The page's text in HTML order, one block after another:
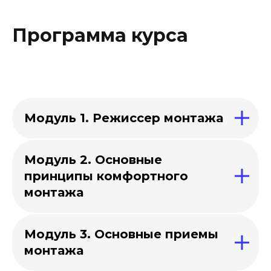
Программа курса
Модуль 1. Режиссер монтажа
Модуль 2. Основные
принципы комфортного
монтажа
Модуль 3. Основные приемы
монтажа